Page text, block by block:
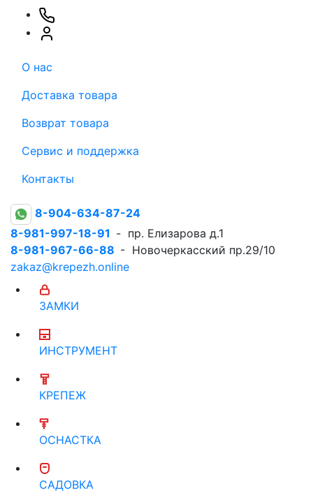
О нас
Доставка товара
Возврат товара
Сервис и поддержка
Контакты
8-904-634-87-24
8-981-997-18-91 - пр. Елизарова д.1
8-981-967-66-88 - Новочеркасский пр.29/10
zakaz@krepezh.online
ЗАМКИ
ИНСТРУМЕНТ
КРЕПЕЖ
ОСНАСТКА
САДОВКА